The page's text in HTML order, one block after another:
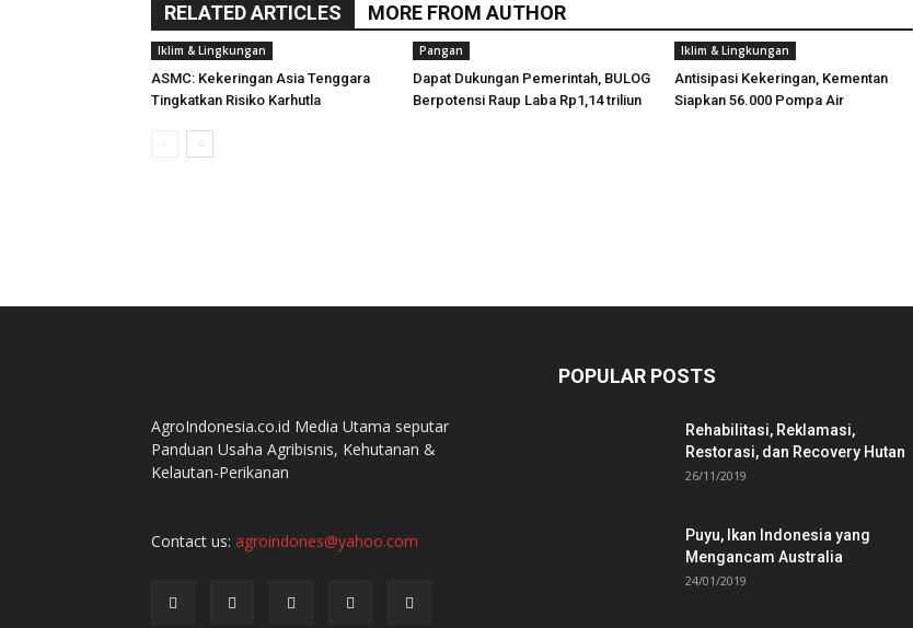
RELATED ARTICLES MORE FROM AUTHOR
Iklim & Lingkungan
ASMC: Kekeringan Asia Tenggara
Tingkatkan Risiko Karhutla
Pangan
Dapat Dukungan Pemerintah, BULOG
Berpotensi Raup Laba Rp1,14 triliun
Iklim & Lingkungan
Antisipasi Kekeringan, Kementan
Siapkan 56.000 Pompa Air
AgroIndonesia.co.id Media Utama seputar
Panduan Usaha Agribisnis, Kehutanan &
Kelautan-Perikanan
Contact us: agroindones@yahoo.com
POPULAR POSTS
Rehabilitasi, Reklamasi,
Restorasi, dan Recovery Hutan
26/11/2019
Puyu, Ikan Indonesia yang
Mengancam Australia
24/01/2019